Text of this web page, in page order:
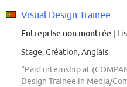
Visual Design Trainee
Entreprise non montrée |
Stage, Création, Anglais
“Paid internship at
Design Trainee in Media/